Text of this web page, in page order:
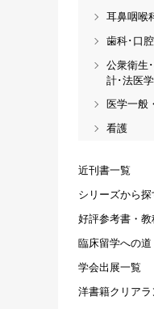
耳鼻咽喉
歯科･口
公衆衛生
計･法医学
医学一般
看護
近刊書一覧
シリーズから探
好評参考書・教
臨床留学への
学会出展一覧
洋書籍クリア